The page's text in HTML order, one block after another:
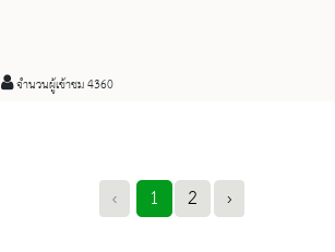
จำนวนผู้เข้าชม 4360
‹ 1 2 ›